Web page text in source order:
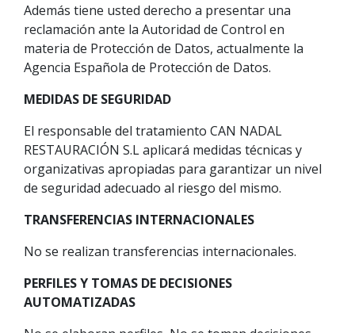
Además tiene usted derecho a presentar una
reclamación ante la Autoridad de Control en
materia de Protección de Datos, actualmente la
Agencia Española de Protección de Datos.
MEDIDAS DE SEGURIDAD
El responsable del tratamiento CAN NADAL
RESTAURACIÓN S.L aplicará medidas técnicas y
organizativas apropiadas para garantizar un nivel
de seguridad adecuado al riesgo del mismo.
TRANSFERENCIAS INTERNACIONALES
No se realizan transferencias internacionales.
PERFILES Y TOMAS DE DECISIONES
AUTOMATIZADAS